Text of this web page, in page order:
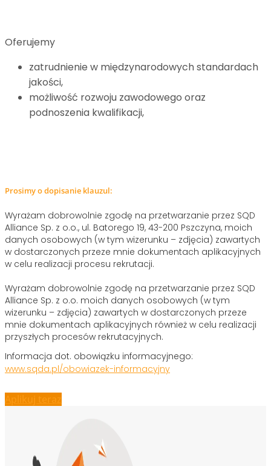
Oferujemy
zatrudnienie w międzynarodowych standardach
jakości,
możliwość rozwoju zawodowego oraz
podnoszenia kwalifikacji,
Prosimy o dopisanie klauzul:
Wyrażam dobrowolnie zgodę na przetwarzanie przez SQD
Alliance Sp. z o.o., ul. Batorego 19, 43-200 Pszczyna, moich
danych osobowych (w tym wizerunku – zdjęcia) zawartych
w dostarczonych przeze mnie dokumentach aplikacyjnych
w celu realizacji procesu rekrutacji.
Wyrażam dobrowolnie zgodę na przetwarzanie przez SQD
Alliance Sp. z o.o. moich danych osobowych (w tym
wizerunku – zdjęcia) zawartych w dostarczonych przeze
mnie dokumentach aplikacyjnych również w celu realizacji
przyszłych procesów rekrutacyjnych.
Informacja dot. obowiązku informacyjnego:
www.sqda.pl/obowiazek-informacyjny